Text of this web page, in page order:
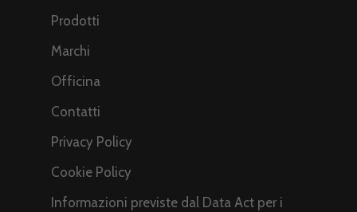
Prodotti
Marchi
Officina
Contatti
Privacy Policy
Cookie Policy
Informazioni previste dal Data Act per i